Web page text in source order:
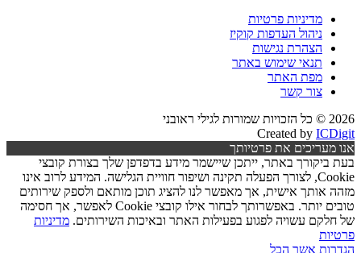
מדיניות פרטיות
ניהול העדפות קוקיז
הצהרת נגישות
תנאי שימוש באתר
מפת האתר
צור קשר
2026 © כל הזכויות שמורות לגילי ראובני
Created by ICDigit
אנו מעריכים את פרטיותך
בעת ביקורך באתר, ייתכן שיישמר מידע בדפדפן שלך בצורת קובצי
Cookie, לצורך הפעלה תקינה ושיפור חוויית הגלישה. המידע לרוב אינו
מזהה אותך אישית, אך מאפשר לנו להציג תוכן מותאם ולספק שירותים
טובים יותר. באפשרותך לבחור אילו קובצי Cookie לאפשר, אך חסימה
של חלקם עשויה לפגוע בפעילות האתר ובאיכות השירותים. מדיניות
פרטיות
הגדרות אשר הכל